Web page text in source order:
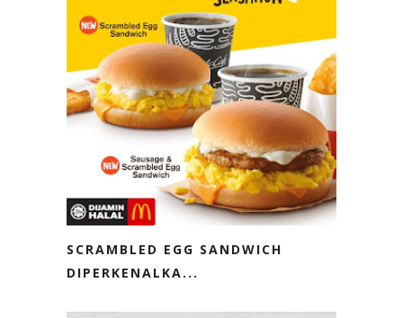
SCRAMBLED EGG SANDWICH
DIPERKENALKA...